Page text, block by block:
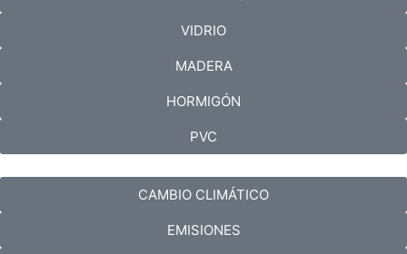
VIDRIO
MADERA
HORMIGÓN
PVC
CAMBIO CLIMÁTICO
EMISIONES